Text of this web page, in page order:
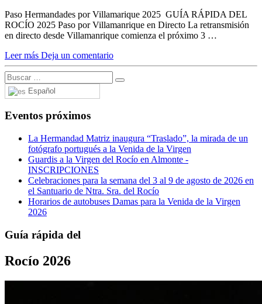
Paso Hermandades por Villamarique 2025 GUÍA RÁPIDA DEL
ROCÍO 2025 Paso por Villamanrique en Directo La retransmisión
en directo desde Villamanrique comienza el próximo 3 …
Leer más Deja un comentario
Español
Eventos próximos
La Hermandad Matriz inaugura “Traslado”, la mirada de un
fotógrafo portugués a la Venida de la Virgen
Guardis a la Virgen del Rocío en Almonte -
INSCRIPCIONES
Celebraciones para la semana del 3 al 9 de agosto de 2026 en
el Santuario de Ntra. Sra. del Rocío
Horarios de autobuses Damas para la Venida de la Virgen
2026
Guía rápida del
Rocío 2026